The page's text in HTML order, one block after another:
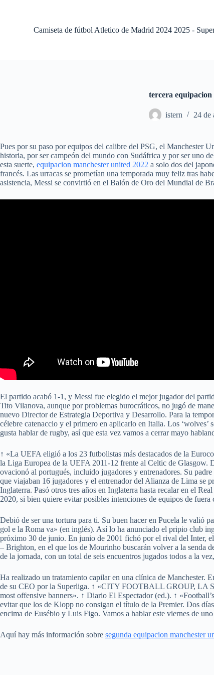
d
o
Camiseta de fútbol Atletico de Madrid 2024 2025 -
tercera equipacion
istern 24 de
Pues por su paso por equipos del calibre del PSG, el Manchester
historia, por ser campeón del mundo con Sudáfrica y por ser uno
esta suerte, equipacion manchester united 2022 a solo dos del
francés. Las urracas se prometían una temporada muy feliz tras
asistencia, Messi se convirtió en el Balón de Oro del Mundial de
El partido acabó 1-1, y Messi fue elegido el mejor jugador del
Tito Vilanova, aunque por problemas burocráticos, no jugó de
nuevo Director de Estrategia Deportiva y Desarrollo. Para la
célebre catenaccio y el primero en aplicarlo en Italia. Los ‘wolves’
gusta hablar de rugby, así que esta vez vamos a cerrar mayo
↑ «La UEFA eligió a los 23 futbolistas más destacados de la
la Liga Europea de la UEFA 2011-12 frente al Celtic de Glasgow.
ovacionó al portugués, incluido jugadores y entrenadores. Su
que viajaban 16 jugadores y el entrenador del Alianza de Lima se
Inglaterra. Pasó otros tres años en Inglaterra hasta recalar en el
2020, si bien quiere evitar posibles intenciones de equipos de
Debió de ser una tortura para ti. Su buen hacer en Pucela le
gol e la Roma va» (en inglés). Así lo ha anunciado el pripio club
próximo 30 de junio. En junio de 2001 fichó por el rival del Inter,
– Brighton, en el que los de Mourinho buscarán volver a la senda
de la jornada, con un total de seis encuentros jugados todos a la
Ha realizado un tratamiento capilar en una clínica de Manchester.
de su CEO por la Superliga. ↑ «CITY FOOTBALL GROUP,
most offensive banners». ↑ Diario El Espectador (ed.). ↑
evitar que los de Klopp no consigan el título de la Premier. Dos
encima de Eusébio y Luis Figo. Vamos a hablar este viernes de
Aquí hay más información sobre segunda equipacion manchester